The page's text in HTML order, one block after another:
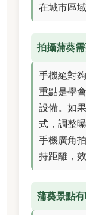
在城市區域
拍攝蒲葵
手機絕對
重點是學
設備。如
式，調整
手機廣角
持距離，效
蒲葵景點